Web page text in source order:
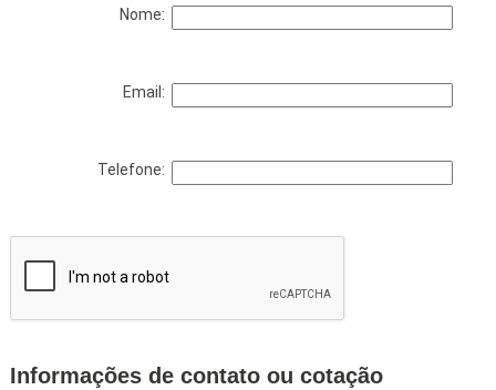
Nome:
Email:
Telefone:
Informações de contato ou cotação